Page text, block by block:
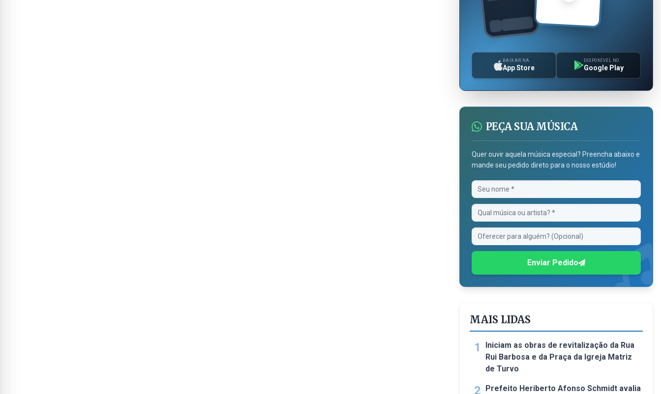
BAIXAR NA
App Store
DISPONÍVEL NO
Google Play
PEÇA SUA MÚSICA
Quer ouvir aquela música especial? Preencha abaixo e
mande seu pedido direto para o nosso estúdio!
Enviar Pedido
MAIS LIDAS
1
Iniciam as obras de revitalização da Rua
Rui Barbosa e da Praça da Igreja Matriz
de Turvo
2 Prefeito Heriberto Afonso Schmidt avalia